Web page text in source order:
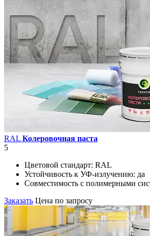
RAL Колеровочная паста
5
Цветовой стандарт: RAL
Устойчивость к УФ-излучению: да
Совместимость с полимерными
Заказать Цена по запросу